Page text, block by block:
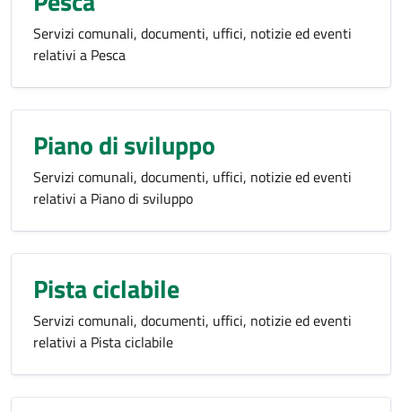
Servizi comunali, documenti, uffici, notizie ed eventi
relativi a Pesca
Piano di sviluppo
Servizi comunali, documenti, uffici, notizie ed eventi
relativi a Piano di sviluppo
Pista ciclabile
Servizi comunali, documenti, uffici, notizie ed eventi
relativi a Pista ciclabile